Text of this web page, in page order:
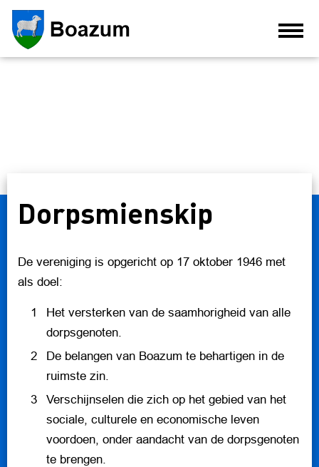
AGENDA
VERENIGINGEN
INFORMATIE
Dorpsmienskip
De vereniging is opgericht op 17 oktober 1946 met
als doel:
Het versterken van de saamhorigheid van alle
dorpsgenoten.
De belangen van Boazum te behartigen in de
ruimste zin.
Verschijnselen die zich op het gebied van het
sociale, culturele en economische leven
voordoen, onder aandacht van de dorpsgenoten
te brengen.